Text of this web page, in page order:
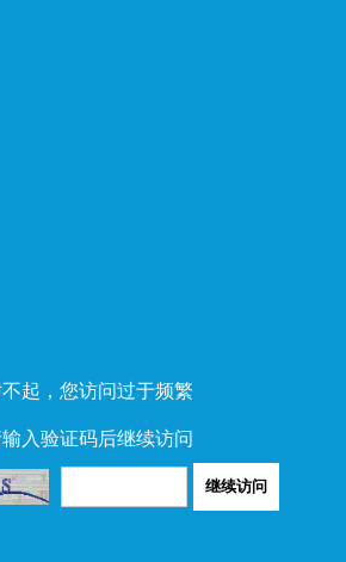
不起，您访问过于频繁
入验证码后继续访问
继续访问